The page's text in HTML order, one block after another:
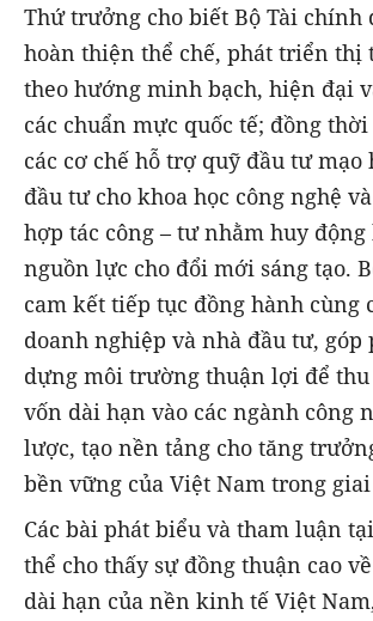
Thứ trưởng cho biết Bộ Tài chính
hoàn thiện thể chế, phát triển thị
theo hướng minh bạch, hiện đại
các chuẩn mực quốc tế; đồng
các cơ chế hỗ trợ quỹ đầu tư mạo
đầu tư cho khoa học công nghệ
hợp tác công – tư nhằm huy
nguồn lực cho đổi mới sáng tạo.
cam kết tiếp tục đồng hành cùng
doanh nghiệp và nhà đầu tư, góp
dựng môi trường thuận lợi để thu
vốn dài hạn vào các ngành công
lược, tạo nền tảng cho tăng
bền vững của Việt Nam trong
Các bài phát biểu và tham luận
thể cho thấy sự đồng thuận cao
dài hạn của nền kinh tế Việt